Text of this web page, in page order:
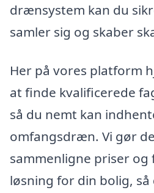
drænsystem kan du
samler sig og skaber
Her på vores platform
at finde kvalificerede
så du nemt kan
omfangsdræn. Vi gør
sammenligne priser og
løsning for din bolig, så